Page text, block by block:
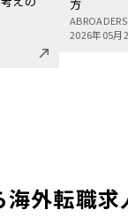
方
2026年05月
海外転職求